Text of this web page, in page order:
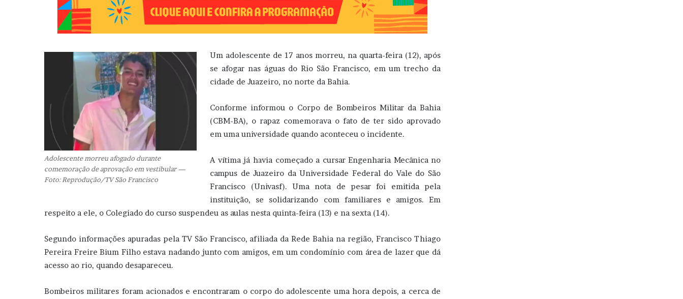
Adolescente morreu afogado durante
comemoração de aprovação em vestibular —
Foto: Reprodução/TV São Francisco
Um adolescente de 17 anos morreu, na quarta-feira (12), após
se afogar nas águas do Rio São Francisco, em um trecho da
cidade de Juazeiro, no norte da Bahia.
Conforme informou o Corpo de Bombeiros Militar da Bahia
(CBM-BA), o rapaz comemorava o fato de ter sido aprovado
em uma universidade quando aconteceu o incidente.
A vítima já havia começado a cursar Engenharia Mecânica no
campus de Juazeiro da Universidade Federal do Vale do São
Francisco (Univasf). Uma nota de pesar foi emitida pela
instituição, se solidarizando com familiares e amigos. Em
respeito a ele, o Colegiado do curso suspendeu as aulas nesta quinta-feira (13) e na sexta (14).
Segundo informações apuradas pela TV São Francisco, afiliada da Rede Bahia na região, Francisco Thiago
Pereira Freire Bium Filho estava nadando junto com amigos, em um condomínio com área de lazer que dá
acesso ao rio, quando desapareceu.
Bombeiros militares foram acionados e encontraram o corpo do adolescente uma hora depois, a cerca de